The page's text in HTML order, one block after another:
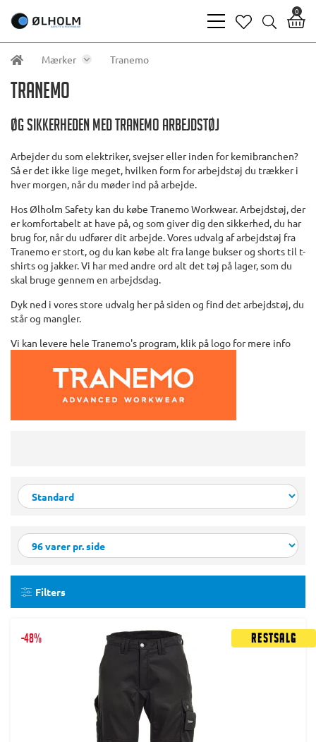
bars
light
heart
search
0
Mærker Tranemo
Tranemo
Øg sikkerheden med Tranemo arbejdstøj
Arbejder du som elektriker, svejser eller inden for kemibranchen?
Så er det ikke lige meget, hvilken form for arbejdstøj du trækker i
hver morgen, når du møder ind på arbejde.
Hos Ølholm Safety kan du købe Tranemo Workwear. Arbejdstøj, der
er komfortabelt at have på, og som giver dig den sikkerhed, du har
brug for, når du udfører dit arbejde. Vores udvalg af arbejdstøj fra
Tranemo er stort, og du kan købe alt fra lange bukser og shorts til t-
shirts og jakker. Vi har med andre ord alt det tøj på lager, som du
skal bruge gennem en arbejdsdag.
Dyk ned i vores store udvalg her på siden og find det arbejdstøj, du
står og mangler.
Vi kan levere hele Tranemo's program, klik på logo for mere info
Filters
Restsalg
-48%